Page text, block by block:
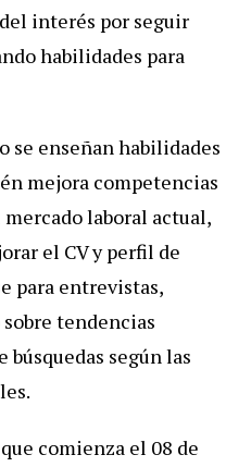
interés por seguir
habilidades para
se enseñan habilidades
mejora competencias
laboral actual,
el CV y perfil de
para entrevistas,
tendencias
búsquedas según las
comienza el 08 de